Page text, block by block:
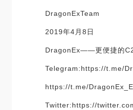
DragonExTeam
2019年4月8日
DragonEx——更便捷的
Telegram:https://t.me/
https://t.me/
Twitter:https://